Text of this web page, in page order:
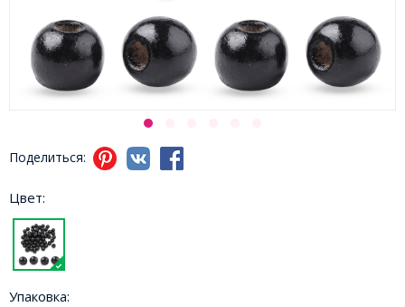
Поделиться:
Цвет:
Упаковка: